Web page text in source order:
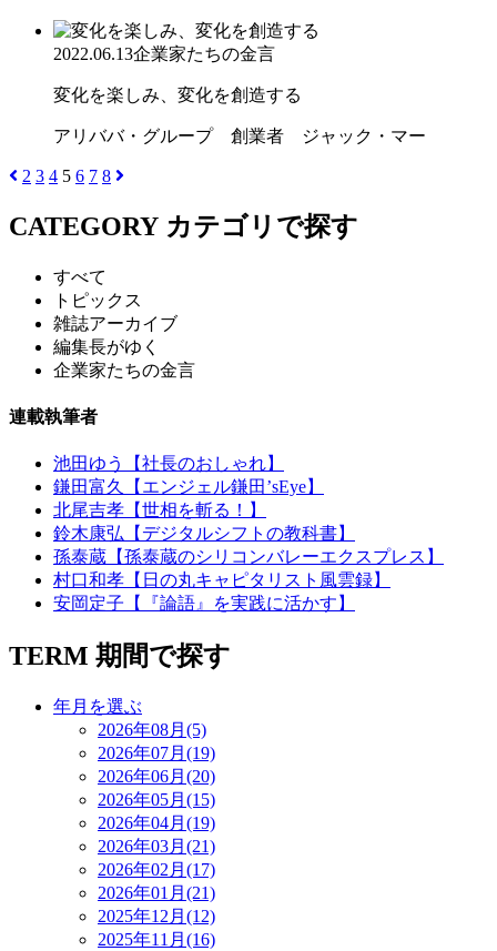
2022.06.13企業家たちの金言
変化を楽しみ、変化を創造する
アリババ・グループ 創業者 ジャック・マー
2 3 4 5 6 7 8
CATEGORY カテゴリで探す
すべて
トピックス
雑誌アーカイブ
編集長がゆく
企業家たちの金言
連載執筆者
池田ゆう【社長のおしゃれ】
鎌田富久【エンジェル鎌田’sEye】
北尾吉孝【世相を斬る！】
鈴木康弘【デジタルシフトの教科書】
孫泰蔵【孫泰蔵のシリコンバレーエクスプレス】
村口和孝【日の丸キャピタリスト風雲録】
安岡定子【『論語』を実践に活かす】
TERM 期間で探す
年月を選ぶ
2026年08月(5)
2026年07月(19)
2026年06月(20)
2026年05月(15)
2026年04月(19)
2026年03月(21)
2026年02月(17)
2026年01月(21)
2025年12月(12)
2025年11月(16)